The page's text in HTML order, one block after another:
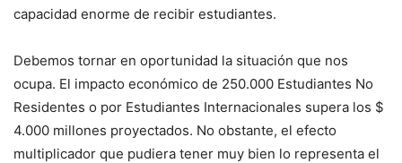
capacidad enorme de recibir estudiantes.
Debemos tornar en oportunidad la situación que nos
ocupa. El impacto económico de 250.000 Estudiantes No
Residentes o por Estudiantes Internacionales supera los $
4.000 millones proyectados. No obstante, el efecto
multiplicador que pudiera tener muy bien lo representa el